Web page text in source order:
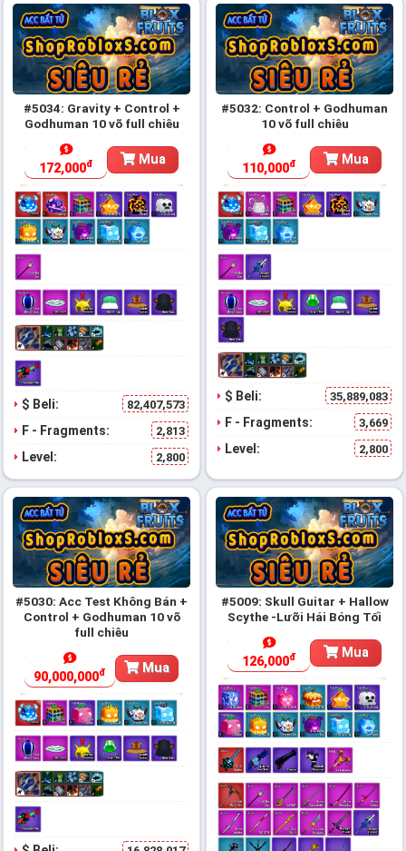
#5034: Gravity + Control +
Godhuman 10 võ full chiêu
172,000đ Mua
$ Beli: 82,407,573
F - Fragments: 2,813
Level: 2,800
#5032: Control + Godhuman
10 võ full chiêu
110,000đ Mua
$ Beli: 35,889,083
F - Fragments: 3,669
Level: 2,800
#5030: Acc Test Không Bán +
Control + Godhuman 10 võ
full chiêu
90,000,000đ Mua
#5009: Skull Guitar + Hallow
Scythe -Lưỡi Hái Bóng Tối
126,000đ Mua